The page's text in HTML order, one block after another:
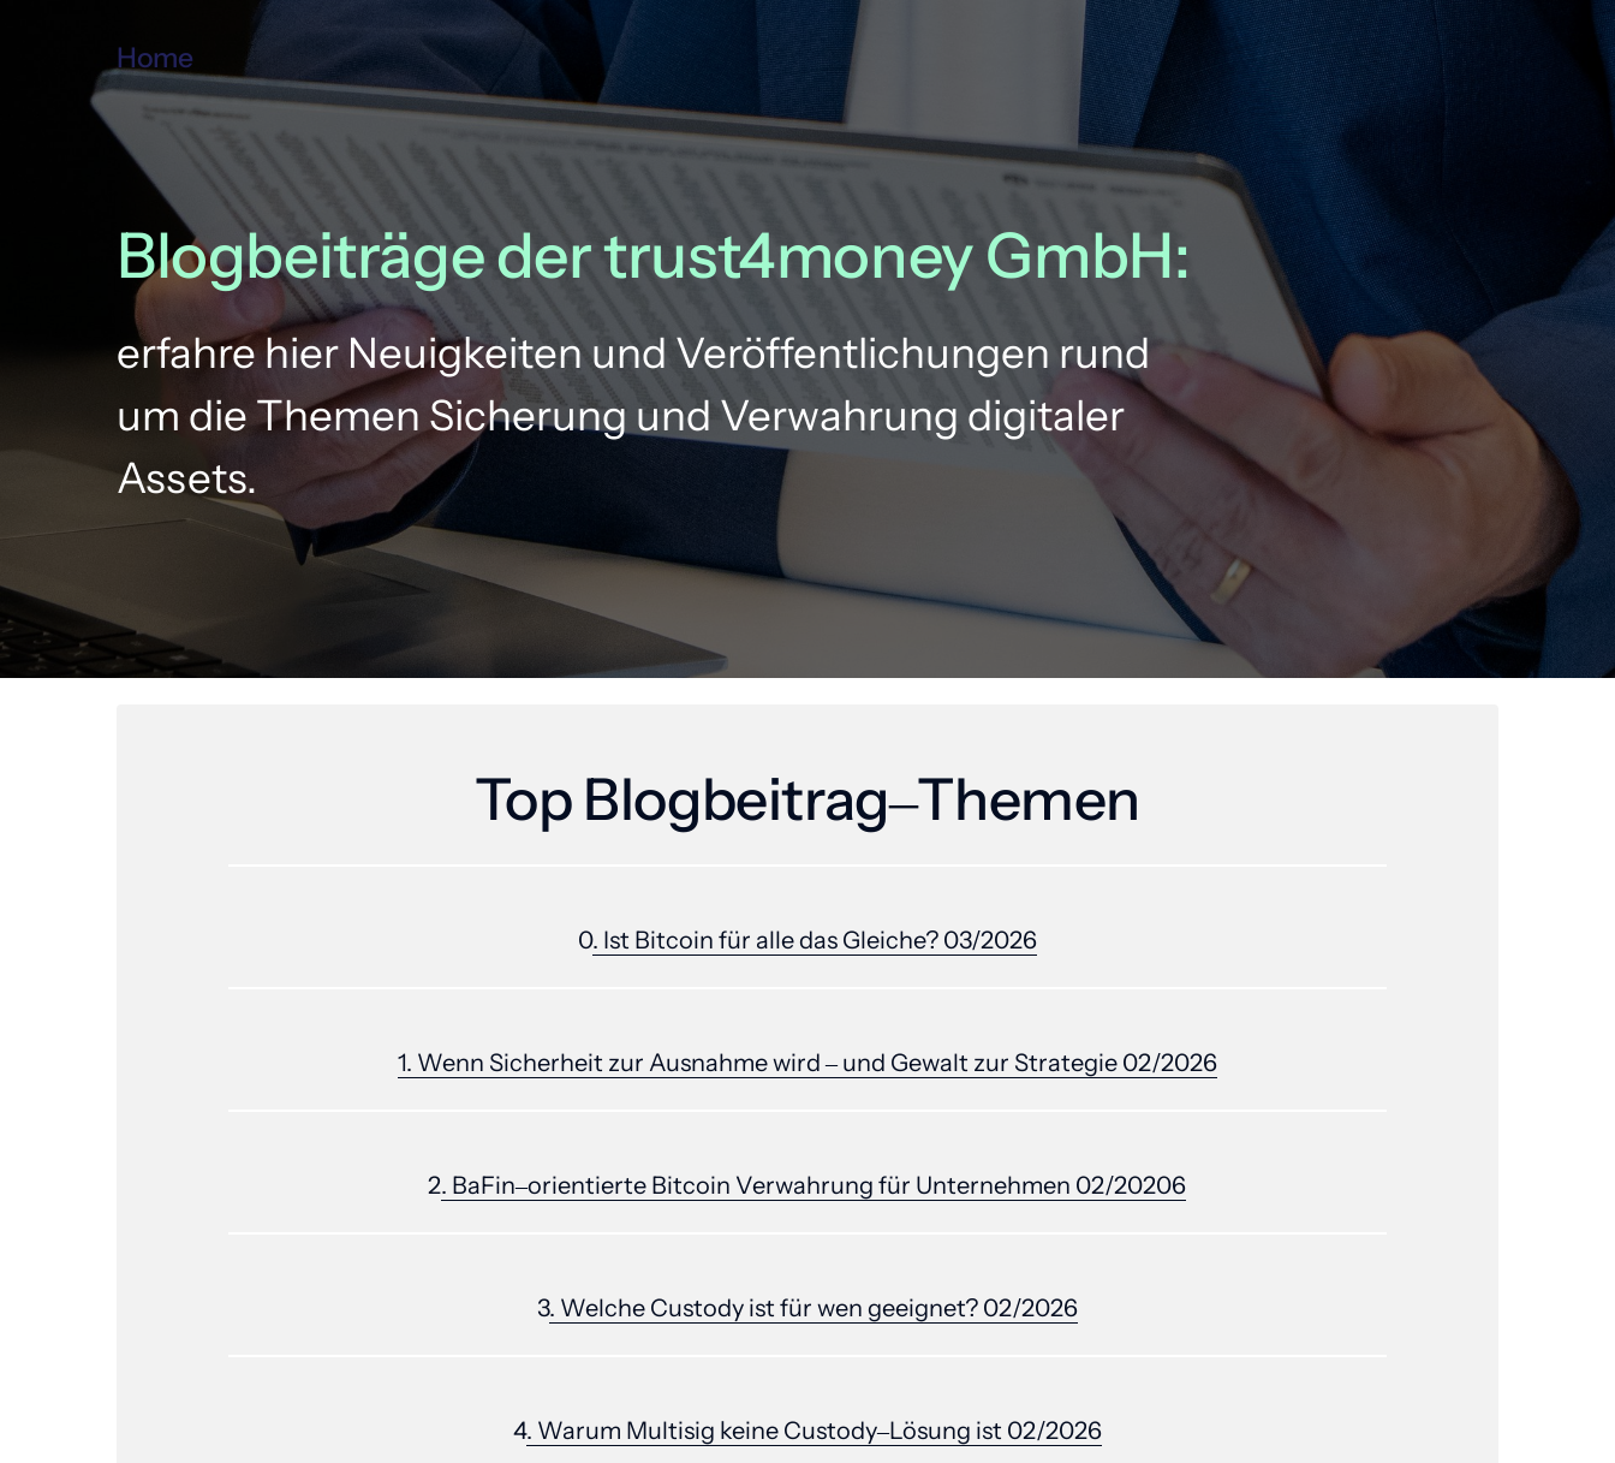
Home
Blogbeiträge der trust4money GmbH:
erfahre hier Neuigkeiten und Veröffentlichungen rund
um die Themen Sicherung und Verwahrung digitaler
Assets.
Top Blogbeitrag‒Themen
0. Ist Bitcoin für alle das Gleiche? 03/2026
1. Wenn Sicherheit zur Ausnahme wird ‒ und Gewalt zur Strategie 02/2026
2. BaFin‒orientierte Bitcoin Verwahrung für Unternehmen 02/20206
3. Welche Custody ist für wen geeignet? 02/2026
4. Warum Multisig keine Custody‒Lösung ist 02/2026